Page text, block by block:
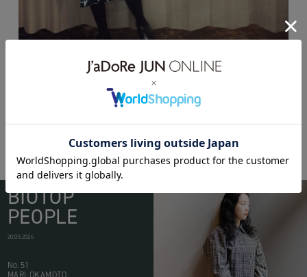
BIOTOP
PEOPLE
20.05.2026
No.51